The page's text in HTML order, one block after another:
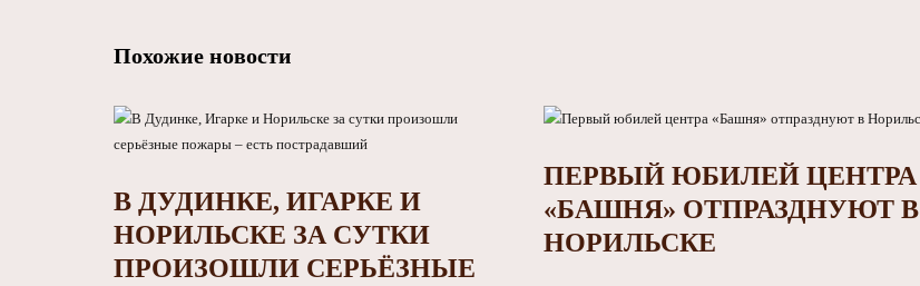
Похожие новости
В ДУДИНКЕ, ИГАРКЕ И
НОРИЛЬСКЕ ЗА СУТКИ
ПРОИЗОШЛИ СЕРЬЁЗНЫЕ
ПЕРВЫЙ ЮБИЛЕЙ ЦЕНТРА
«БАШНЯ» ОТПРАЗДНУЮТ В
НОРИЛЬСКЕ